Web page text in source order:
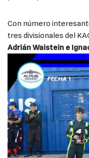
Con número
tres divisionales del
Adrián Waistein e